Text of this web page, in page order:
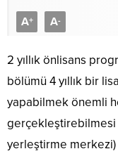
A+ A-
2 yıllık önlisans
bölümü 4 yıllık bir
yapabilmek önemli
gerçekleştirebilmesi
yerleştirme